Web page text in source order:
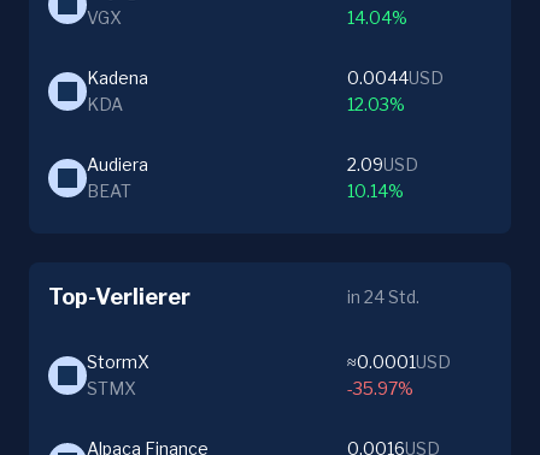
VGX
14.04%
Kadena
KDA
0.0044USD
12.03%
Audiera
BEAT
2.09USD
10.14%
Top-Verlierer in 24 Std.
StormX
STMX
≈0.0001USD
-35.97%
Alpaca Finance
0.0016USD